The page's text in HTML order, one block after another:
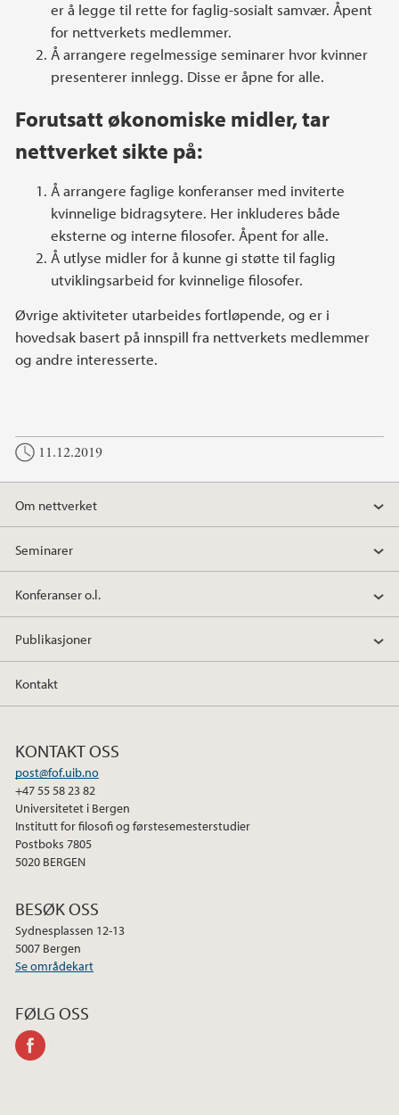
er å legge til rette for faglig-sosialt samvær. Åpent
for nettverkets medlemmer.
Å arrangere regelmessige seminarer hvor kvinner
presenterer innlegg. Disse er åpne for alle.
Forutsatt økonomiske midler, tar
nettverket sikte på:
Å arrangere faglige konferanser med inviterte
kvinnelige bidragsytere. Her inkluderes både
eksterne og interne filosofer. Åpent for alle.
Å utlyse midler for å kunne gi støtte til faglig
utviklingsarbeid for kvinnelige filosofer.
Øvrige aktiviteter utarbeides fortløpende, og er i
hovedsak basert på innspill fra nettverkets medlemmer
og andre interesserte.
11.12.2019
Om nettverket
Seminarer
Konferanser o.l.
Publikasjoner
Kontakt
KONTAKT OSS
post@fof.uib.no
+47 55 58 23 82
Universitetet i Bergen
Institutt for filosofi og førstesemesterstudier
Postboks 7805
5020 BERGEN
BESØK OSS
Sydnesplassen 12-13
5007 Bergen
Se områdekart
FØLG OSS